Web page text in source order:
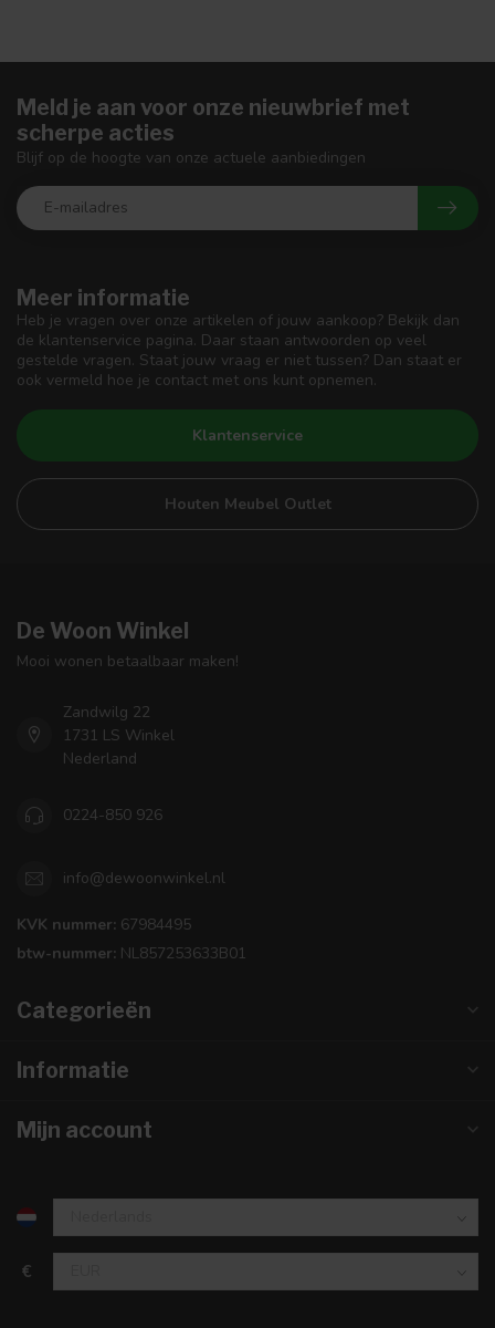
Meer informatie
Heb je vragen over onze artikelen of jouw aankoop? Bekijk dan
de klantenservice pagina. Daar staan antwoorden op veel
gestelde vragen. Staat jouw vraag er niet tussen? Dan staat er
ook vermeld hoe je contact met ons kunt opnemen.
Klantenservice
Houten Meubel Outlet
Meld je aan voor onze nieuwbrief met
scherpe acties
Blijf op de hoogte van onze actuele aanbiedingen
De Woon Winkel
Mooi wonen betaalbaar maken!
Zandwilg 22
1731 LS Winkel
Nederland
0224-850 926
info@dewoonwinkel.nl
KVK nummer: 67984495
btw-nummer: NL857253633B01
Categorieën
Informatie
Mijn account
€